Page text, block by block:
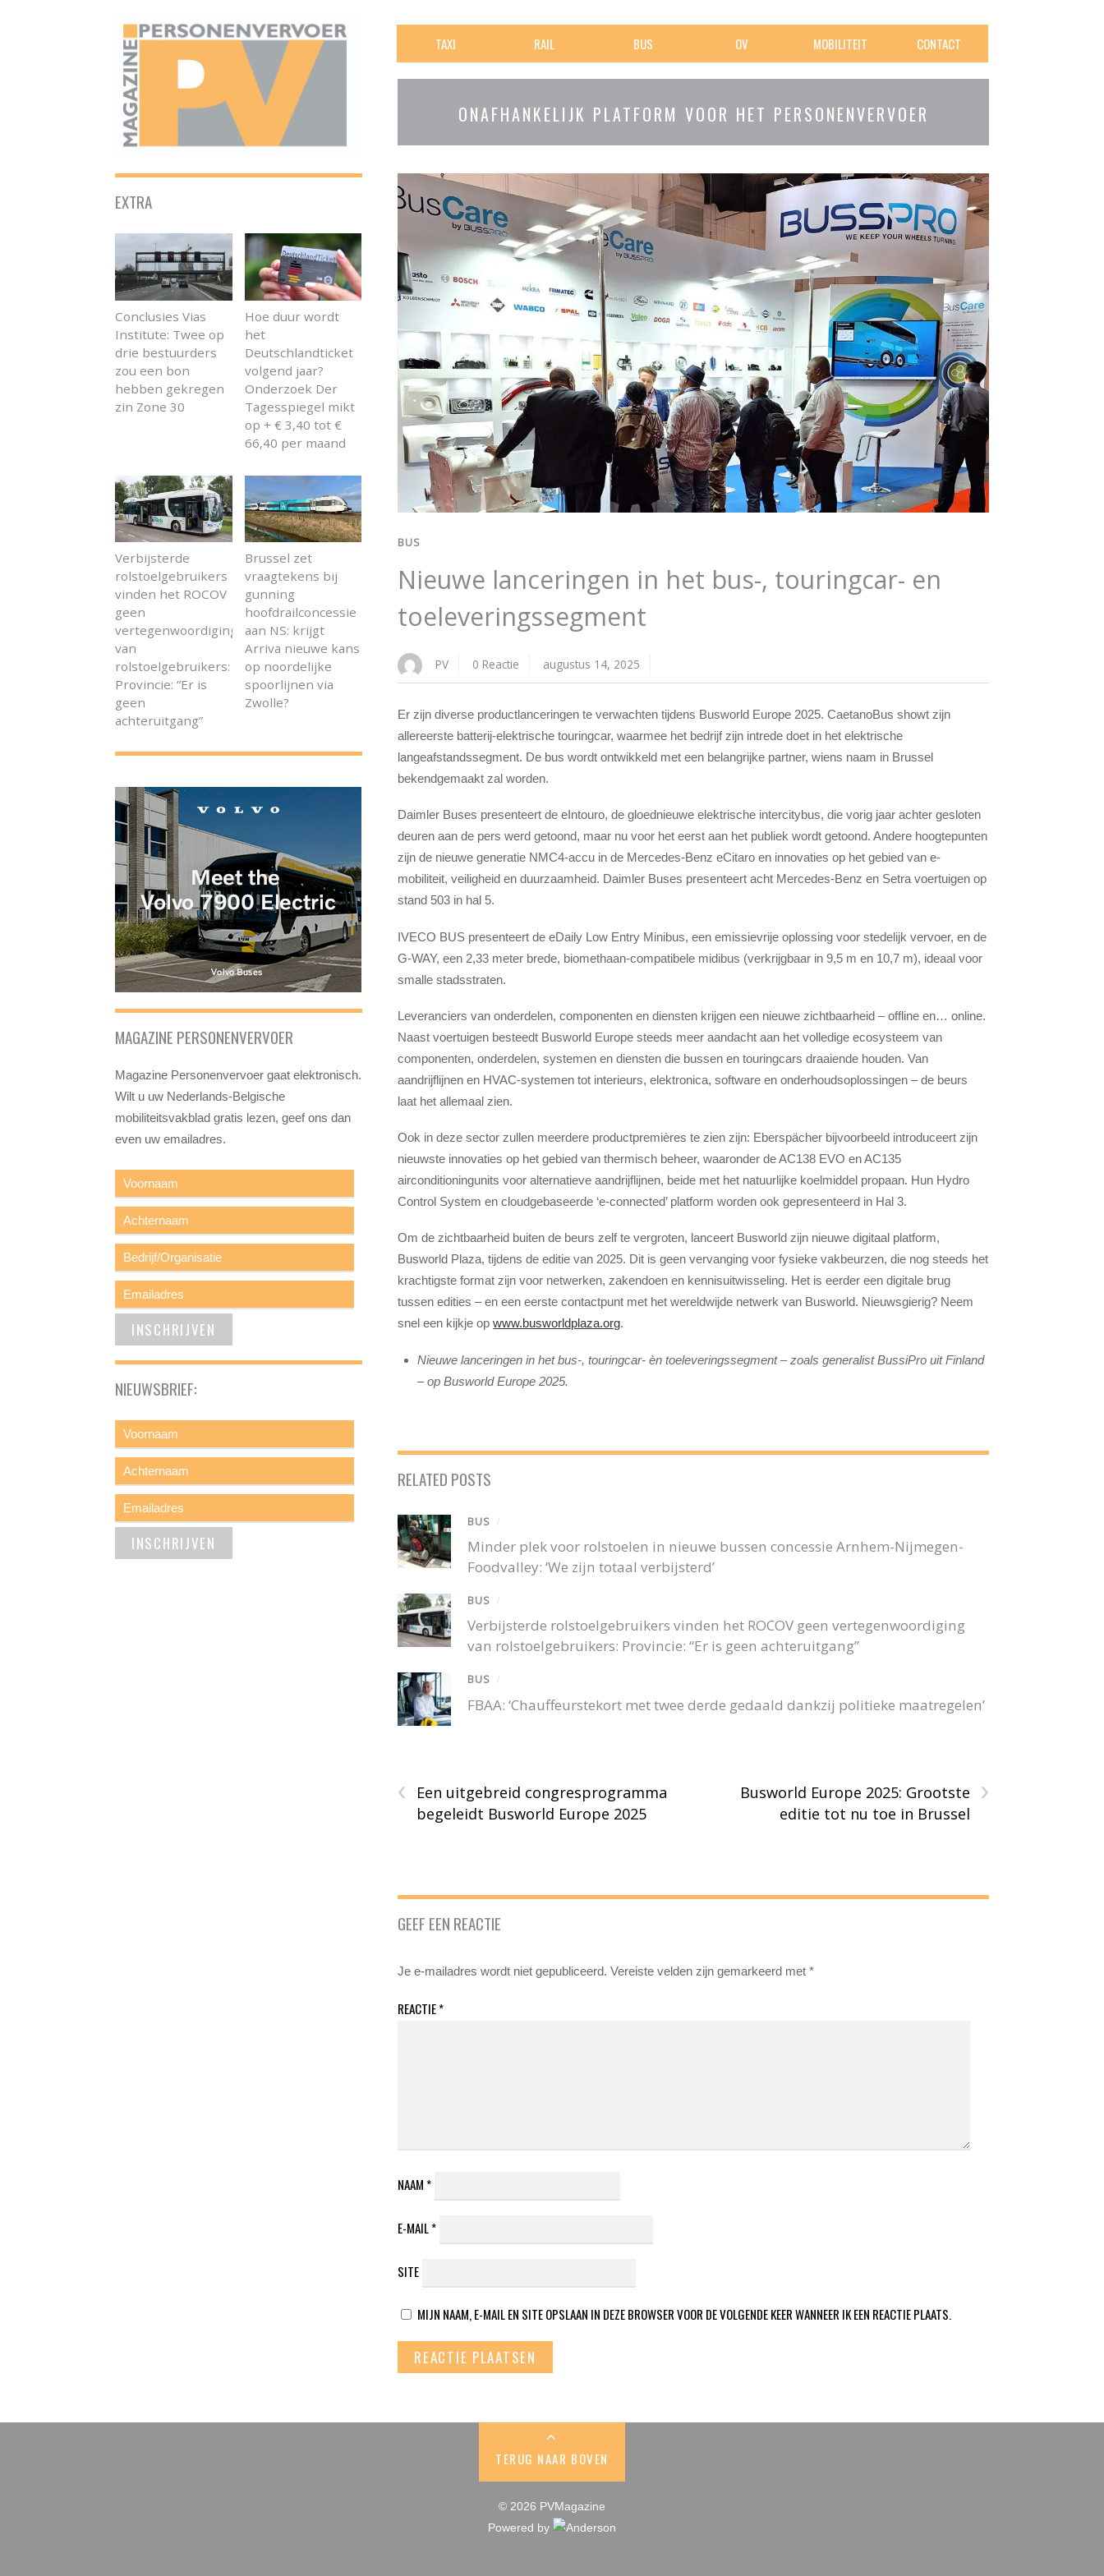
TAXI RAIL BUS OV MOBILITEIT CONTACT
ONAFHANKELIJK PLATFORM VOOR HET PERSONENVERVOER
BUS
Nieuwe lanceringen in het bus-, touringcar- en
toeleveringssegment
PV 0 Reactie augustus 14, 2025
Er zijn diverse productlanceringen te verwachten tijdens Busworld Europe 2025. CaetanoBus showt zijn
allereerste batterij-elektrische touringcar, waarmee het bedrijf zijn intrede doet in het elektrische
langeafstandssegment. De bus wordt ontwikkeld met een belangrijke partner, wiens naam in Brussel
bekendgemaakt zal worden.
Daimler Buses presenteert de eIntouro, de gloednieuwe elektrische intercitybus, die vorig jaar achter gesloten
deuren aan de pers werd getoond, maar nu voor het eerst aan het publiek wordt getoond. Andere hoogtepunten
zijn de nieuwe generatie NMC4-accu in de Mercedes-Benz eCitaro en innovaties op het gebied van e-
mobiliteit, veiligheid en duurzaamheid. Daimler Buses presenteert acht Mercedes-Benz en Setra voertuigen op
stand 503 in hal 5.
IVECO BUS presenteert de eDaily Low Entry Minibus, een emissievrije oplossing voor stedelijk vervoer, en de
G-WAY, een 2,33 meter brede, biomethaan-compatibele midibus (verkrijgbaar in 9,5 m en 10,7 m), ideaal voor
smalle stadsstraten.
Leveranciers van onderdelen, componenten en diensten krijgen een nieuwe zichtbaarheid – offline en… online.
Naast voertuigen besteedt Busworld Europe steeds meer aandacht aan het volledige ecosysteem van
componenten, onderdelen, systemen en diensten die bussen en touringcars draaiende houden. Van
aandrijflijnen en HVAC-systemen tot interieurs, elektronica, software en onderhoudsoplossingen – de beurs
laat het allemaal zien.
Ook in deze sector zullen meerdere productpremières te zien zijn: Eberspächer bijvoorbeeld introduceert zijn
nieuwste innovaties op het gebied van thermisch beheer, waaronder de AC138 EVO en AC135
airconditioningunits voor alternatieve aandrijflijnen, beide met het natuurlijke koelmiddel propaan. Hun Hydro
Control System en cloudgebaseerde ‘e-connected’ platform worden ook gepresenteerd in Hal 3.
Om de zichtbaarheid buiten de beurs zelf te vergroten, lanceert Busworld zijn nieuwe digitaal platform,
Busworld Plaza, tijdens de editie van 2025. Dit is geen vervanging voor fysieke vakbeurzen, die nog steeds het
krachtigste format zijn voor netwerken, zakendoen en kennisuitwisseling. Het is eerder een digitale brug
tussen edities – en een eerste contactpunt met het wereldwijde netwerk van Busworld. Nieuwsgierig? Neem
snel een kijkje opwww.busworldplaza.org.
Nieuwe lanceringen in het bus-, touringcar- èn toeleveringssegment – zoals generalist BussiPro uit Finland
– op Busworld Europe 2025.
RELATED POSTS
BUS /
Minder plek voor rolstoelen in nieuwe bussen concessie Arnhem-Nijmegen-
Foodvalley: ‘We zijn totaal verbijsterd’
BUS /
Verbijsterde rolstoelgebruikers vinden het ROCOV geen vertegenwoordiging
van rolstoelgebruikers: Provincie: “Er is geen achteruitgang”
BUS /
FBAA: ‘Chauffeurstekort met twee derde gedaald dankzij politieke maatregelen’
‹
Een uitgebreid congresprogramma
begeleidt Busworld Europe 2025
›
Busworld Europe 2025: Grootste
editie tot nu toe in Brussel
GEEF EEN REACTIE
Je e-mailadres wordt niet gepubliceerd. Vereiste velden zijn gemarkeerd met*
REACTIE*
NAAM *
E-MAIL*
SITE
MIJN NAAM, E-MAIL EN SITE OPSLAAN IN DEZE BROWSER VOOR DE VOLGENDE KEER WANNEER IK EEN REACTIE PLAATS.
EXTRA
Conclusies Vias
Institute: Twee op
drie bestuurders
zou een bon
hebben gekregen
zin Zone 30
Hoe duur wordt
het
Deutschlandticket
volgend jaar?
Onderzoek Der
Tagesspiegel mikt
op + € 3,40 tot €
66,40 per maand
Verbijsterde
rolstoelgebruikers
vinden het ROCOV
geen
vertegenwoordiging
van
rolstoelgebruikers:
Provincie: “Er is
geen
achteruitgang”
Brussel zet
vraagtekens bij
gunning
hoofdrailconcessie
aan NS: krijgt
Arriva nieuwe kans
op noordelijke
spoorlijnen via
Zwolle?
MAGAZINE PERSONENVERVOER
Magazine Personenvervoer gaat elektronisch.
Wilt u uw Nederlands-Belgische
mobiliteitsvakblad gratis lezen, geef ons dan
even uw emailadres.
NIEUWSBRIEF:
TERUG NAAR BOVEN
© 2026 PVMagazine
Powered by